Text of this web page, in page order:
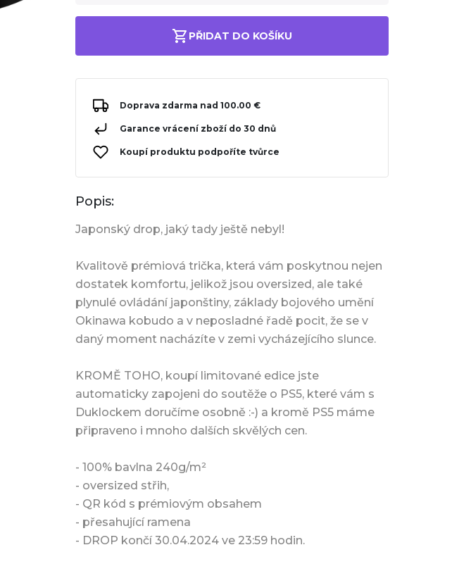
PŘIDAT DO KOŠÍKU
Doprava zdarma nad 100.00 €
Garance vrácení zboží do 30 dnů
Koupí produktu podpoříte tvůrce
Popis:
Japonský drop, jaký tady ještě nebyl!
Kvalitově prémiová trička, která vám poskytnou nejen
dostatek komfortu, jelikož jsou oversized, ale také
plynulé ovládání japonštiny, základy bojového umění
Okinawa kobudo a v neposladné řadě pocit, že se v
daný moment nacházíte v zemi vycházejícího slunce.
KROMĚ TOHO, koupí limitované edice jste
automaticky zapojeni do soutěže o PS5, které vám s
Duklockem doručíme osobně :-) a kromě PS5 máme
připraveno i mnoho dalších skvělých cen.
- 100% bavlna 240g/m²
- oversized střih,
- QR kód s prémiovým obsahem
- přesahující ramena
- DROP končí 30.04.2024 ve 23:59 hodin.